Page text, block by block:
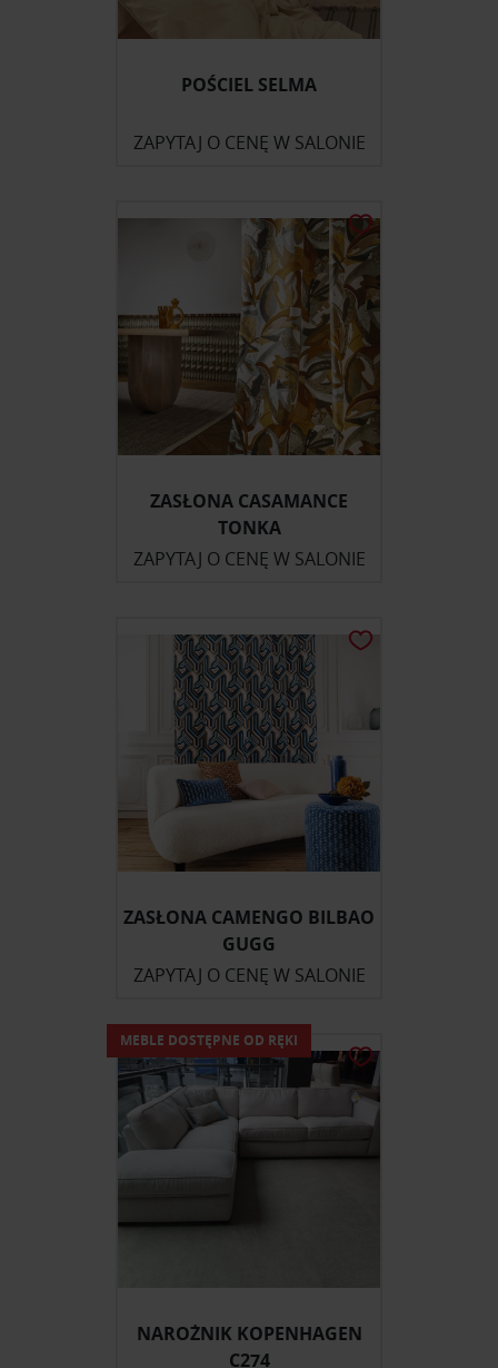
POŚCIEL SELMA
ZAPYTAJ O CENĘ W SALONIE
ZASŁONA CASAMANCE
TONKA
ZAPYTAJ O CENĘ W SALONIE
ZASŁONA CAMENGO BILBAO
GUGG
ZAPYTAJ O CENĘ W SALONIE
NAROŻNIK KOPENHAGEN
C274
MEBLE DOSTĘPNE OD RĘKI